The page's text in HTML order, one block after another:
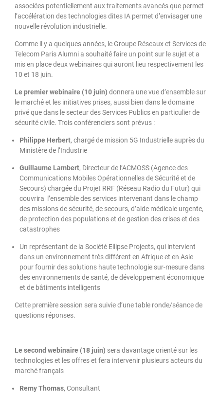
associées potentiellement aux traitements avancés que permet
l’accélération des technologies dites IA permet d’envisager une
nouvelle révolution industrielle.
Comme il y a quelques années, le Groupe Réseaux et Services de
Telecom Paris Alumni a souhaité faire un point sur le sujet et a
mis en place deux webinaires qui auront lieu respectivement les
10 et 18 juin.
Le premier webinaire (10 juin) donnera une vue d’ensemble sur
le marché et les initiatives prises, aussi bien dans le domaine
privé que dans le secteur des Services Publics en particulier de
sécurité civile. Trois conférenciers sont prévus :
Philippe Herbert, chargé de mission 5G Industrielle auprès du
Ministère de l’Industrie
Guillaume Lambert, Directeur de l’ACMOSS (Agence des
Communications Mobiles Opérationnelles de Sécurité et de
Secours) chargée du Projet RRF (Réseau Radio du Futur) qui
couvrira l’ensemble des services intervenant dans le champ
des missions de sécurité, de secours, d’aide médicale urgente,
de protection des populations et de gestion des crises et des
catastrophes
Un représentant de la Société Ellipse Projects, qui intervient
dans un environnement très différent en Afrique et en Asie
pour fournir des solutions haute technologie sur-mesure dans
des environnements de santé, de développement économique
et de bâtiments intelligents
Cette première session sera suivie d’une table ronde/séance de
questions réponses.
Le second webinaire (18 juin) sera davantage orienté sur les
technologies et les offres et fera intervenir plusieurs acteurs du
marché français
Remy Thomas, Consultant